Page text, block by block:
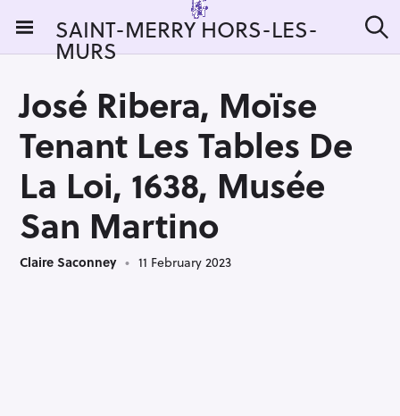
i
SAINT-MERRY HORS-LES-
MURS e
José Ribera, Moïse
Tenant Les Tables De
La Loi, 1638, Musée
San Martino
Claire Saconney 11 February 2023